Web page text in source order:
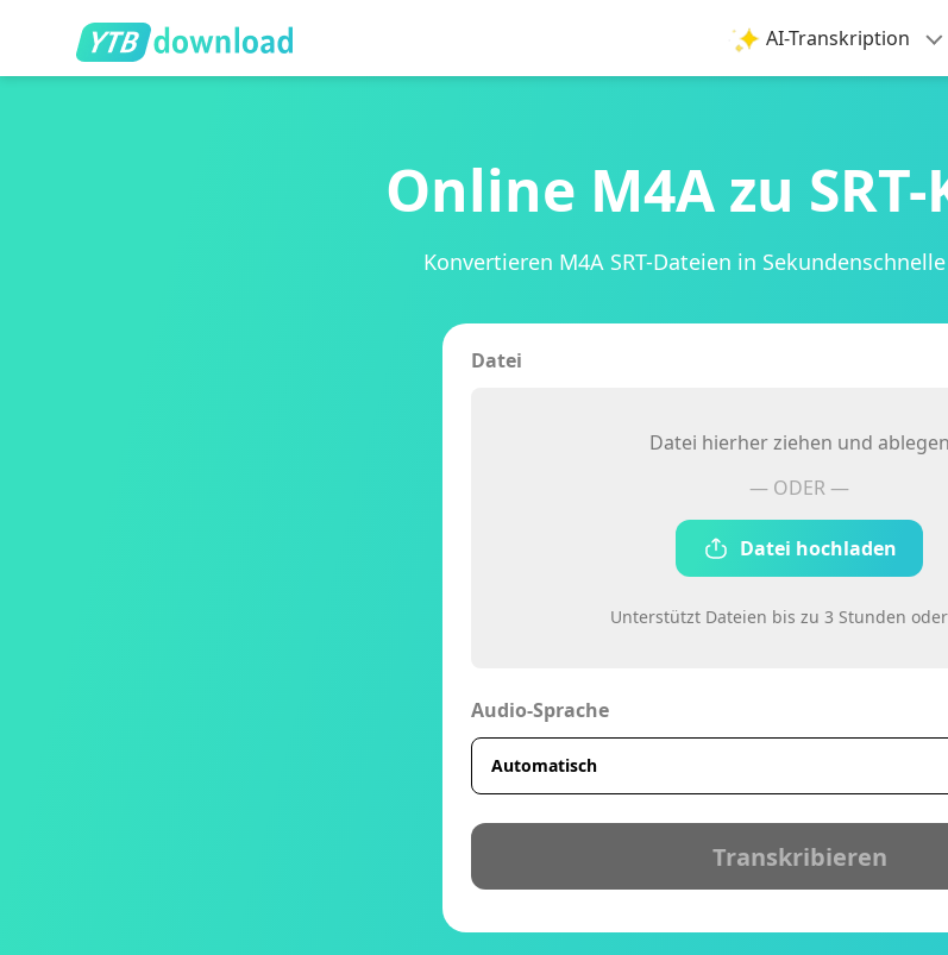
AI-Transkription
Online M4A zu
Konvertieren M4A SRT-Dateien in
Datei
Datei hierher ziehen und ablegen
— ODER —
Datei hochladen
Unterstützt Dateien bis zu 3 Stunden oder
Audio-Sprache
Transkribieren